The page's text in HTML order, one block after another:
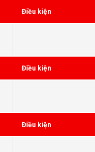
Điều kiện
Điều kiện
Điều kiện